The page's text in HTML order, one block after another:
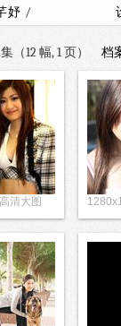
妤 /
（12 幅, 1 页） 档
清大图